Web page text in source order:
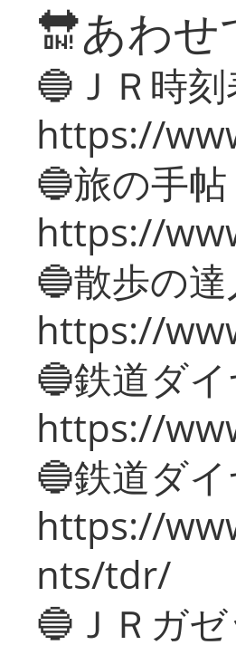
🔛あわ
🔵ＪＲ時刻
https://
🔵旅の手帖
https://
🔵散歩の達
https://
🔵鉄道ダ
https://
🔵鉄道ダ
https://
nts/tdr/
🔵ＪＲガゼ